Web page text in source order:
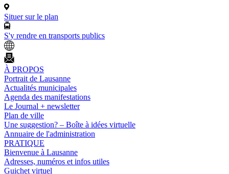
Situer sur le plan
S'y rendre en transports publics
À PROPOS
Portrait de Lausanne
Actualités municipales
Agenda des manifestations
Le Journal + newsletter
Plan de ville
Une suggestion? – Boîte à idées virtuelle
Annuaire de l'administration
PRATIQUE
Bienvenue à Lausanne
Adresses, numéros et infos utiles
Guichet virtuel